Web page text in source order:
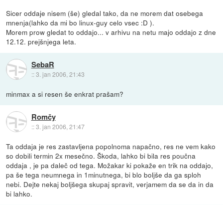
Sicer oddaje nisem (še) gledal tako, da ne morem dat osebega
mnenja(lahko da mi bo linux-guy celo vsec :D ).
Morem prow gledat to oddajo... v arhivu na netu majo oddajo z dne
12.12. prejšnjega leta.
SebaR
::3. jan 2006, 21:43
minmax a si resen še enkrat prašam?
Romčy
::3. jan 2006, 21:47
Ta oddaja je res zastavljena popolnoma napačno, res ne vem kako
so dobili termin 2x mesečno. Škoda, lahko bi bila res poučna
oddaja , je pa daleč od tega. Možakar ki pokaže en trik na oddajo,
pa še tega neumnega in 1minutnega, bi blo boljše da ga sploh
nebi. Dejte nekaj boljšega skupaj spravit, verjamem da se da in da
bi lahko.